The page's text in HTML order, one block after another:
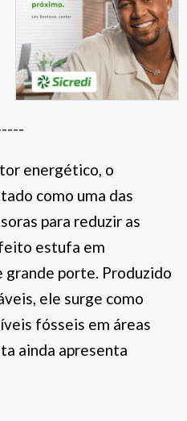
energético, o
como uma das
para reduzir as
estufa em
porte. Produzido
ele surge como
fósseis em áreas
ainda apresenta